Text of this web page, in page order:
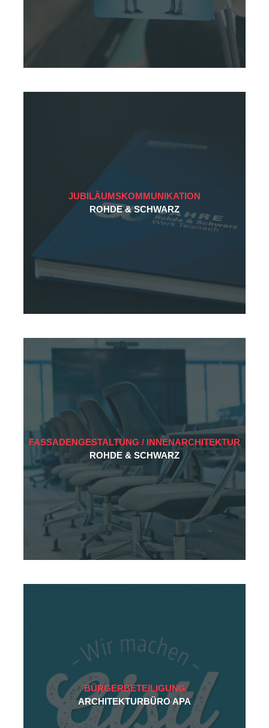
JUBILÄUMSKOMMUNIKATION
ROHDE & SCHWARZ
FASSADENGESTALTUNG / INNENARCHITEKTUR
ROHDE & SCHWARZ
BÜRGERBETEILIGUNG
ARCHITEKTURBÜRO APA